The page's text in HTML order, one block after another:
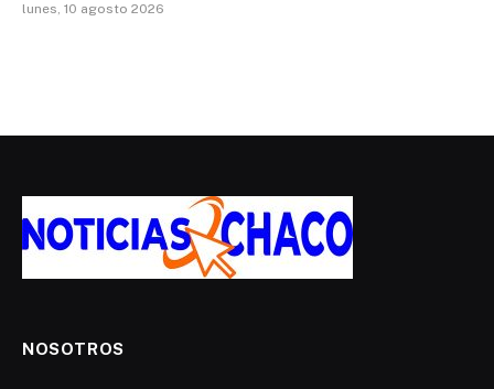
lunes, 10 agosto 2026
NOSOTROS